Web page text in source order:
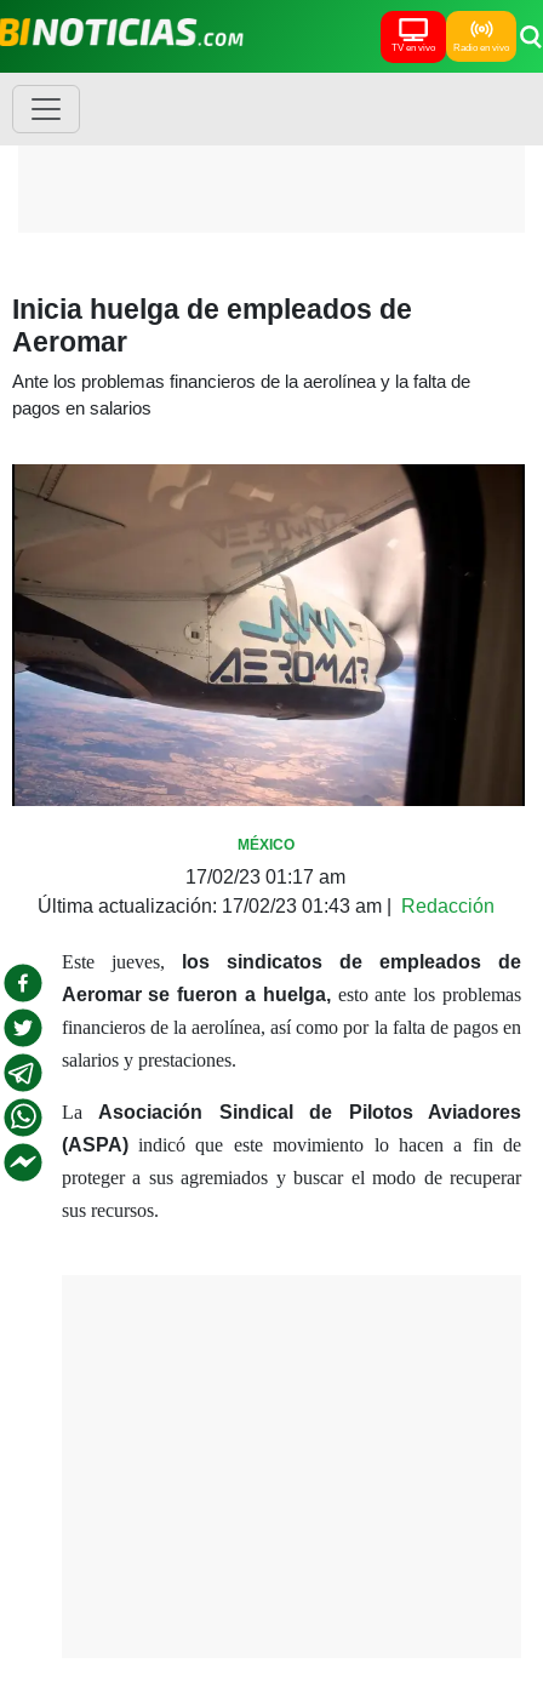
TV en vivo Radio en vivo
Inicia huelga de empleados de
Aeromar
Ante los problemas financieros de la aerolínea y la falta de
pagos en salarios
MÉXICO
17/02/23 01:17 am
Última actualización: 17/02/23 01:43 am| Redacción
Este jueves,
los sindicatos de empleados de
Aeromar se fueron a huelga,esto ante los problemas
financieros de la aerolínea, así como por la falta de pagos en
salarios y prestaciones.
La Asociación Sindical de Pilotos Aviadores
(ASPA)indicó que este movimiento lo hacen a fin de
proteger a sus agremiados y buscar el modo de recuperar
sus recursos.